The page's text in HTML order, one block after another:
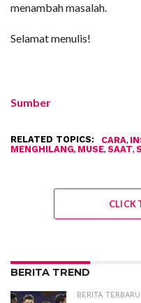
menambah masalah.
Selamat menulis!
Sumber
RELATED TOPICS: CARA,
MENGHILANG, MUSE, SAAT,
CLICK
BERITA TREND
BERITA TERBARU